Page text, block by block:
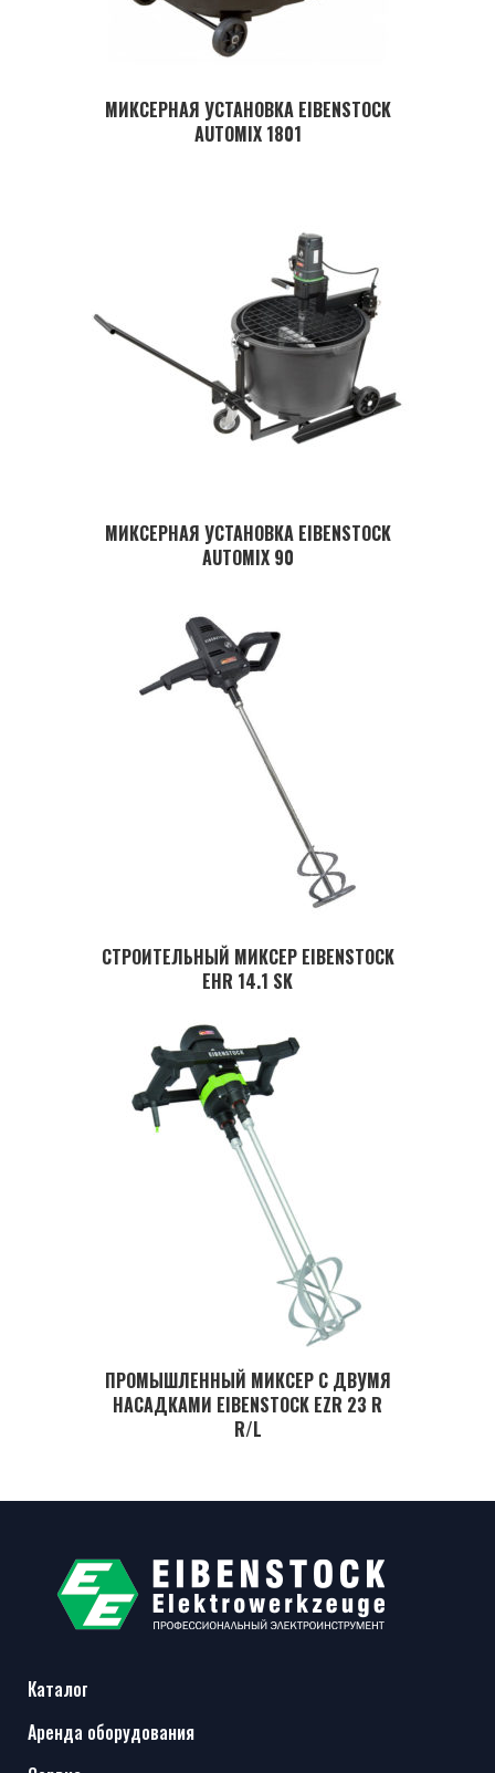
МИКСЕРНАЯ УСТАНОВКА EIBENSTOCK
AUTOMIX 1801
МИКСЕРНАЯ УСТАНОВКА EIBENSTOCK
AUTOMIX 90
СТРОИТЕЛЬНЫЙ МИКСЕР EIBENSTOCK
EHR 14.1 SK
ПРОМЫШЛЕННЫЙ МИКСЕР С ДВУМЯ
НАСАДКАМИ EIBENSTOCK EZR 23 R
R/L
Каталог
Аренда оборудования